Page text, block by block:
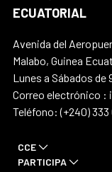
ECUATORIAL
Avenida del
Malabo, Guinea
Lunes a Sábados de
Correo electrónico :
Teléfono: (+240) 333
CCE
PARTICIPA